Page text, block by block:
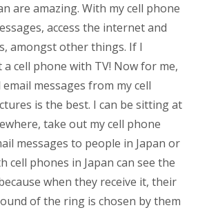
are amazing. With my cell phone
access the internet and
amongst other things. If I
cell phone with TV! Now for me,
messages from my cell
is the best. I can be sitting at
take out my cell phone
messages to people in Japan or
cell phones in Japan can see the
when they receive it, their
of the ring is chosen by them